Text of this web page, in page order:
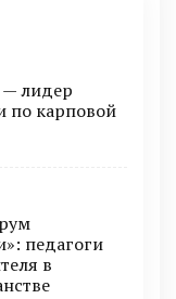
— лидер
по карповой
педагоги
в